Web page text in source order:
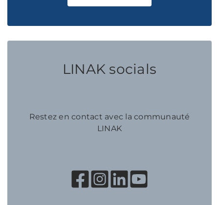
LINAK socials
Restez en contact avec la communauté
LINAK